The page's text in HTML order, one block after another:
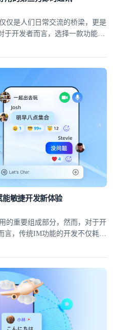
仅是人们日常交流的桥梁，更是
于开发者而言，选择一款功能完
敏捷开发新体验
的重要组成部分，然而，对于开
，传统IM功能的开发不仅耗时
务条款和通讯云隐私政策
讯云
服云